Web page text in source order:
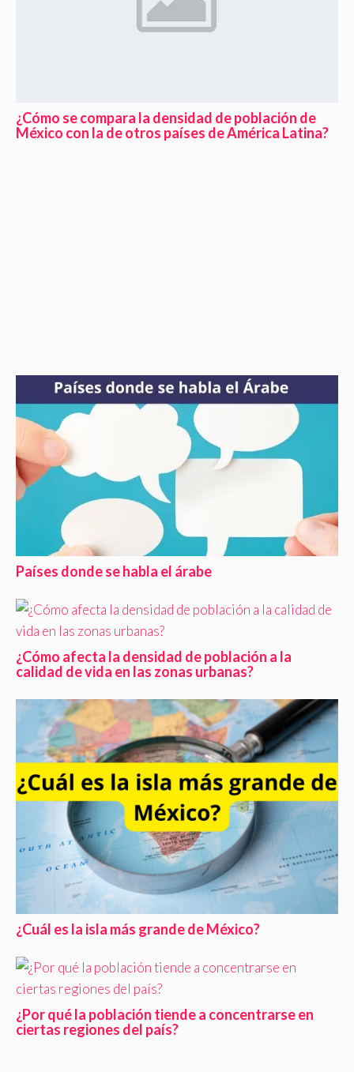
¿Cómo se compara la densidad de población de
México con la de otros países de América Latina?
Países donde se habla el árabe
¿Cómo afecta la densidad de población a la
calidad de vida en las zonas urbanas?
¿Cuál es la isla más grande de México?
¿Por qué la población tiende a concentrarse en
ciertas regiones del país?